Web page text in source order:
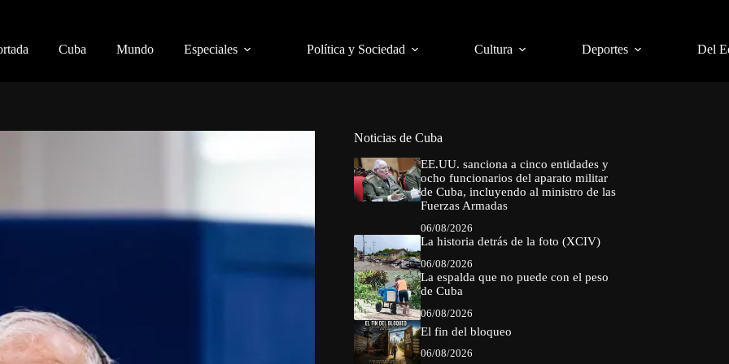
Cuba Mundo Especiales Política y Sociedad Cultura Deportes Del
Noticias de Cuba
EE.UU. sanciona a cinco entidades y
ocho funcionarios del aparato militar
de Cuba, incluyendo al ministro de las
Fuerzas Armadas
06/08/2026
La historia detrás de la foto (XCIV)
06/08/2026
La espalda que no puede con el peso
de Cuba
06/08/2026
El fin del bloqueo
06/08/2026